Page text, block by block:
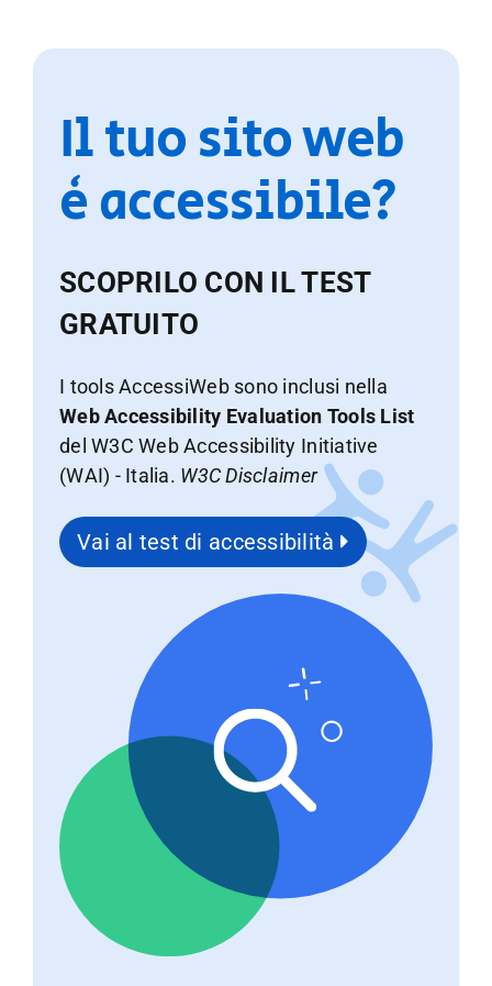
Il tuo sito web
è accessibile?
SCOPRILO CON IL TEST
GRATUITO
I tools AccessiWeb sono inclusi nella
Web Accessibility Evaluation Tools List
del W3C Web Accessibility Initiative
(WAI) - Italia. W3C Disclaimer
Vai al test di accessibilità